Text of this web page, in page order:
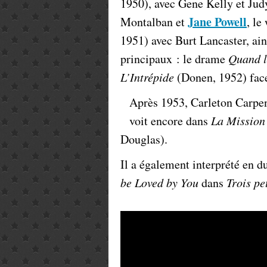
1950), avec Gene Kelly et
Montalban etJane Powell, le
1951) avec Burt Lancaster,
principaux : le drame Quand
L’Intrépide (Donen, 1952)
Après 1953, Carleton
voit encore dans La
Douglas).
Il a également interprété en
be Loved by Youdans Trois